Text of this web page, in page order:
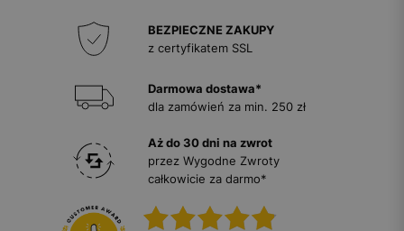
BEZPIECZNE ZAKUPY
z certyfikatem SSL
Darmowa dostawa*
dla zamówień za min. 250 zł
Aż do 30 dni na zwrot
przez Wygodne Zwroty
całkowicie za darmo*